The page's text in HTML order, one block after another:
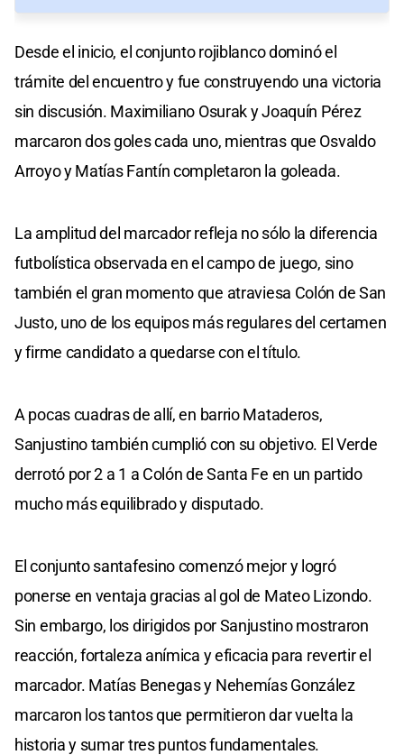
Desde el inicio, el conjunto rojiblanco dominó el
trámite del encuentro y fue construyendo una victoria
sin discusión. Maximiliano Osurak y Joaquín Pérez
marcaron dos goles cada uno, mientras que Osvaldo
Arroyo y Matías Fantín completaron la goleada.
La amplitud del marcador refleja no sólo la diferencia
futbolística observada en el campo de juego, sino
también el gran momento que atraviesa Colón de San
Justo, uno de los equipos más regulares del certamen
y firme candidato a quedarse con el título.
A pocas cuadras de allí, en barrio Mataderos,
Sanjustino también cumplió con su objetivo. El Verde
derrotó por 2 a 1 a Colón de Santa Fe en un partido
mucho más equilibrado y disputado.
El conjunto santafesino comenzó mejor y logró
ponerse en ventaja gracias al gol de Mateo Lizondo.
Sin embargo, los dirigidos por Sanjustino mostraron
reacción, fortaleza anímica y eficacia para revertir el
marcador. Matías Benegas y Nehemías González
marcaron los tantos que permitieron dar vuelta la
historia y sumar tres puntos fundamentales.